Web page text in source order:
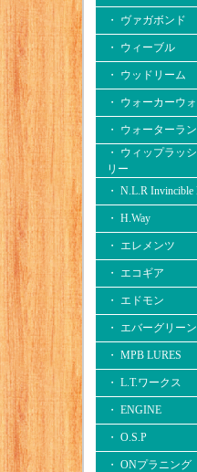
・ ヴァガボンド
・ ウィーブル
・ ウッドリーム
・ ウォーカーウ
・ ウォーターラ
・ ウィップラッ
リー
・ N.L.R Invincible
・ H.Way
・ エレメンツ
・ エコギア
・ エドモン
・ エバーグリーン
・ MPB LURES
・ L.T.ワークス
・ ENGINE
・ O.S.P
・ ONプラニング